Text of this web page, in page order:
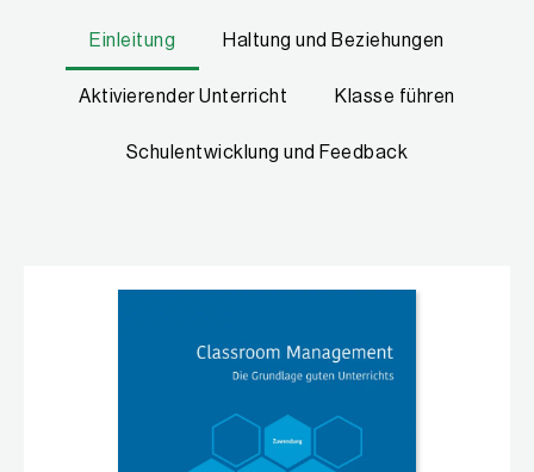
Einleitung Haltung und Beziehungen
Aktivierender Unterricht Klasse führen
Schulentwicklung und Feedback